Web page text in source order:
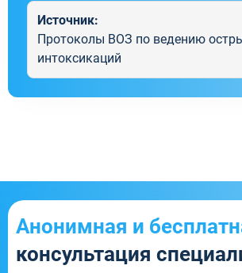
Источник:
Протоколы ВОЗ по ведению
интоксикаций
Анонимная и
консультация